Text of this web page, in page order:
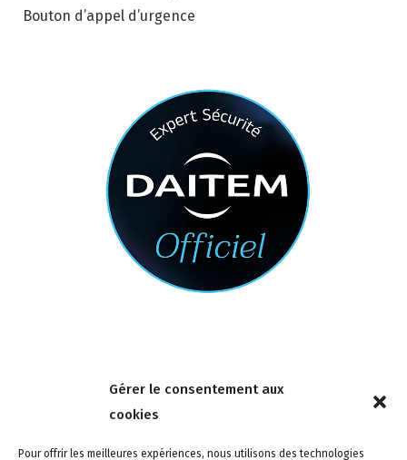
Gérer le consentement aux
cookies
Pour offrir les meilleures expériences, nous utilisons des technologies
Bouton d’appel d’urgence
4 rue de la Tour 85150 Les Achards